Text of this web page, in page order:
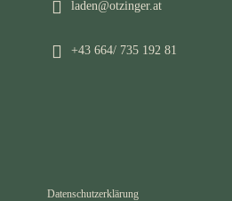
laden@otzinger.at
+43 664/ 735 192 81
Datenschutzerklärung